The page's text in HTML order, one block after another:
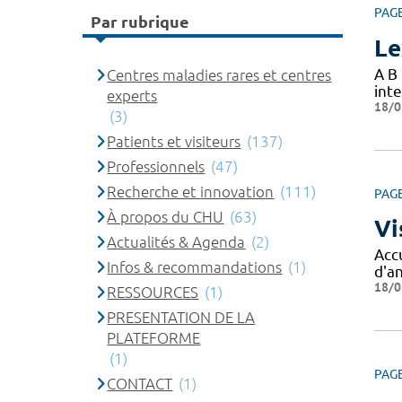
A B
18/
18/
Par rubrique
Centres maladies rares et centres
experts
(3)
Patients et visiteurs (137)
Professionnels (47)
Recherche et innovation (111)
À propos du CHU (63)
Actualités & Agenda (2)
Infos & recommandations (1)
RESSOURCES (1)
PRESENTATION DE LA
PLATEFORME
(1)
CONTACT (1)